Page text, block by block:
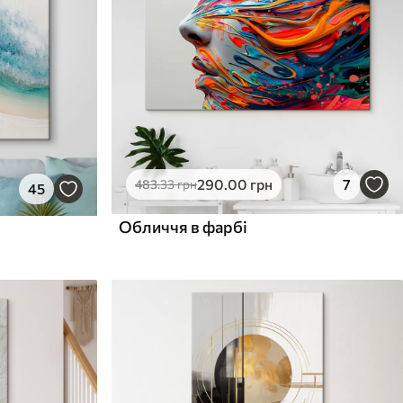
45 483.33грн290.00 грн 7
Обличчя в фарбі